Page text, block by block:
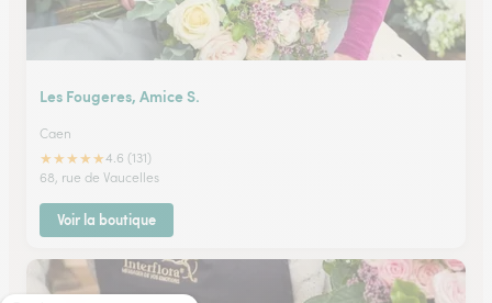
Les Fougeres, Amice S.
Caen
★★★★★4.6 (131)
68, rue de Vaucelles
Voir la boutique